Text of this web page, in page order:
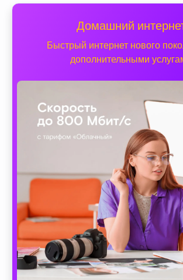
Домашний
Быстрый интернет нового
дополнительными